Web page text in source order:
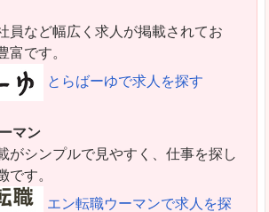
員など幅広く求人が掲載されてお
富です。
とらばーゆで求人を探す
マン
がシンプルで見やすく、仕事を探し
です。
エン転職ウーマンで求人を探